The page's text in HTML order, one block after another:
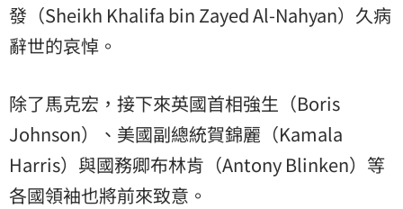
發（Sheikh Khalifa bin Zayed Al-Nahyan）久病
辭世的哀悼。
除了馬克宏，接下來英國首相強生（Boris
Johnson）、美國副總統賀錦麗（Kamala
Harris）與國務卿布林肯（Antony Blinken）等
各國領袖也將前來致意。